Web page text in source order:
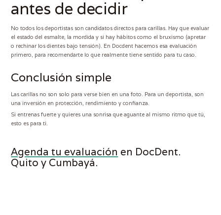
antes de decidir
No todos los deportistas son candidatos directos para carillas. Hay que evaluar
el estado del esmalte, la mordida y si hay hábitos como el bruxismo (apretar
o rechinar los dientes bajo tensión). En Docdent hacemos esa evaluación
primero, para recomendarte lo que realmente tiene sentido para tu caso.
Conclusión simple
Las carillas no son solo para verse bien en una foto. Para un deportista, son
una inversión en protección, rendimiento y confianza.
Si entrenas fuerte y quieres una sonrisa que aguante al mismo ritmo que tú,
esto es para ti.
Agenda tu evaluación en DocDent.
Quito y Cumbayá.